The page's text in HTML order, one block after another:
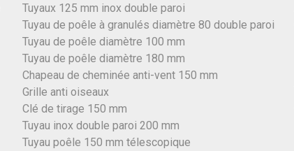
Tuyaux 125 mm inox double paroi
Tuyau de poêle à granulés diamètre 80 double paroi
Tuyau de poêle diamètre 100 mm
Tuyau de poêle diamètre 180 mm
Chapeau de cheminée anti-vent 150 mm
Grille anti oiseaux
Clé de tirage 150 mm
Tuyau inox double paroi 200 mm
Tuyau poêle 150 mm télescopique